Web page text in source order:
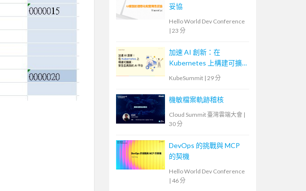
妥協
Hello World Dev Conference
| 23 分
加速 AI 創新：在
Kubernetes 上構建可擴
展、安全且高效的 AI 平
KubeSummit | 29 分
機敏檔案軌跡稽核
Cloud Summit 臺灣雲端大會 |
30 分
DevOps 的挑戰與 MCP
的契機
Hello World Dev Conference
| 46 分